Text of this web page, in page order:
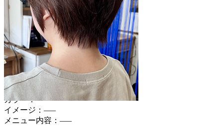
スタイリストコメント
ヒュウマ
—–
スタイルデータ
長さ：—–
カラー：—–
イメージ：—–
メニュー内容：—–